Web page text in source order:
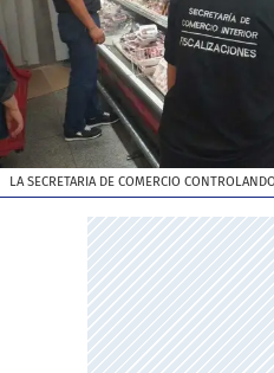
LA SECRETARIA DE COMERCIO